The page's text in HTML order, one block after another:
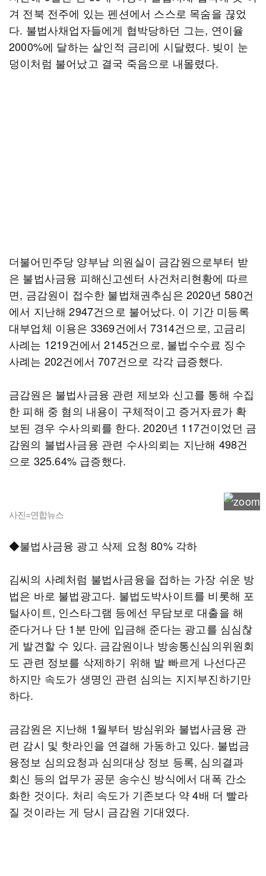
겨 전북 전주에 있는 펜션에서 스스로 목숨을 끊었
다. 불법사채업자들에게 협박당하던 그는, 연이율
2000%에 달하는 살인적 금리에 시달렸다. 빚이 눈
덩이처럼 불어났고 결국 죽음으로 내몰렸다.
더불어민주당 양부남 의원실이 금감원으로부터 받
은 불법사금융 피해신고센터 사건처리현황에 따르
면, 금감원이 접수한 불법채권추심은 2020년 580건
에서 지난해 2947건으로 불어났다. 이 기간 미등록
대부업체 이용은 3369건에서 7314건으로, 고금리
사례는 1219건에서 2145건으로, 불법수수료 징수
사례는 202건에서 707건으로 각각 급증했다.
금감원은 불법사금융 관련 제보와 신고를 통해 수집
한 피해 중 혐의 내용이 구체적이고 증거자료가 확
보된 경우 수사의뢰를 한다. 2020년 117건이었던 금
감원의 불법사금융 관련 수사의뢰는 지난해 498건
으로 325.64% 급증했다.
사진=연합뉴스
◆불법사금융 광고 삭제 요청 80% 각하
김씨의 사례처럼 불법사금융을 접하는 가장 쉬운 방
법은 바로 불법광고다. 불법도박사이트를 비롯해 포
털사이트, 인스타그램 등에선 무담보로 대출을 해
준다거나 단 1분 만에 입금해 준다는 광고를 심심찮
게 발견할 수 있다. 금감원이나 방송통신심의위원회
도 관련 정보를 삭제하기 위해 발 빠르게 나선다곤
하지만 속도가 생명인 관련 심의는 지지부진하기만
하다.
금감원은 지난해 1월부터 방심위와 불법사금융 관
련 감시 및 핫라인을 연결해 가동하고 있다. 불법금
융정보 심의요청과 심의대상 정보 등록, 심의결과
회신 등의 업무가 공문 송수신 방식에서 대폭 간소
화한 것이다. 처리 속도가 기존보다 약 4배 더 빨라
질 것이라는 게 당시 금감원 기대였다.